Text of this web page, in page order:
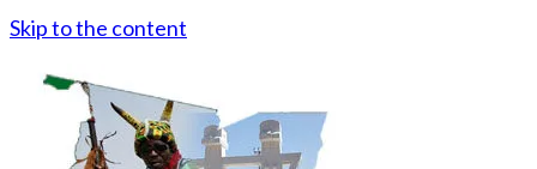
Skip to the content